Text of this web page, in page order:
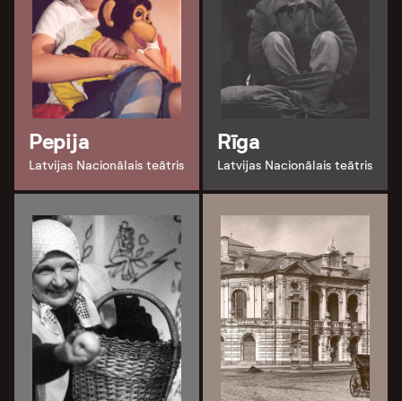
Pepija
Latvijas Nacionālais teātris
Rīga
Latvijas Nacionālais teātris